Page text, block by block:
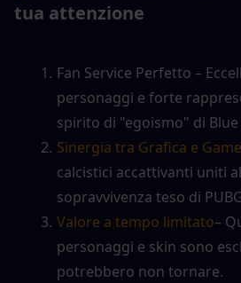
tua attenzione
Fan Service Perfetto –
personaggi e forte
spirito di "egoismo" di Blue
Sinergia tra Grafica e
calcistici accattivanti uniti
sopravvivenza teso di
Valore a tempo limitato–
personaggi e skin sono
potrebbero non tornare.